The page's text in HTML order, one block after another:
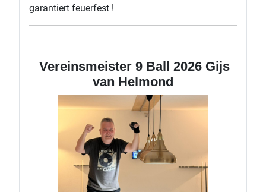
garantiert feuerfest !
Vereinsmeister 9 Ball 2026 Gijs
van Helmond